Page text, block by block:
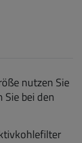
nutzen Sie
bei den